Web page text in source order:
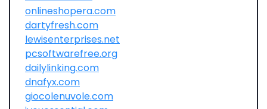
onlineshopera.com
dartyfresh.com
lewisenterprises.net
pcsoftwarefree.org
dailylinking.com
dnafyx.com
giocolenuvole.com